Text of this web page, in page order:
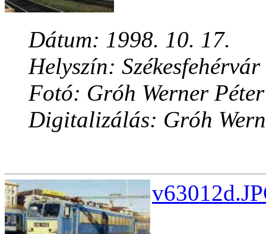
Dátum: 1998. 10. 17.
Helyszín: Székesfehérvár
Fotó: Gróh Werner Péter
Digitalizálás: Gróh